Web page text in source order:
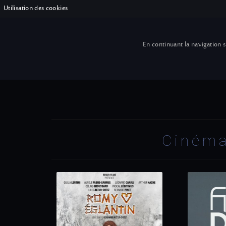
Utilisation des cookies
En continuant la navigation